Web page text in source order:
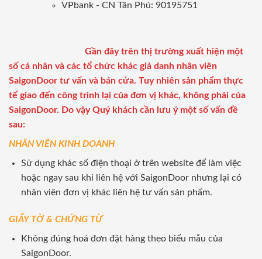
VPbank - CN Tân Phú: 90195751
Gần đây trên thị trường xuất hiện một
số cá nhân và các tổ chức khác giả danh nhân viên
SaigonDoor tư vấn và bán cửa. Tuy nhiên sản phẩm thực
tế giao đến công trình lại của đơn vị khác, không phải của
SaigonDoor. Do vậy Quý khách cần lưu ý một số vấn đề
sau:
NHÂN VIÊN KINH DOANH
Sử dụng khác số điện thoại ở trên website để làm việc
hoặc ngay sau khi liên hệ với SaigonDoor nhưng lại có
nhân viên đơn vị khác liên hệ tư vấn sản phẩm.
GIẤY TỜ & CHỨNG TỪ
Không đúng hoá đơn đặt hàng theo biểu mẫu của
SaigonDoor.